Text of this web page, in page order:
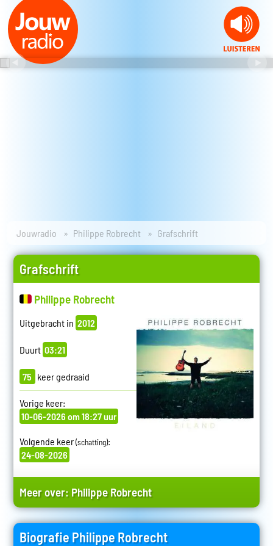
Jouwradio Philippe Robrecht Grafschrift
Grafschrift
Philippe Robrecht
Uitgebracht in 2012
Duurt 03:21
75 keer gedraaid
Vorige keer:
10-06-2026 om 18:27 uur
Volgende keer(schatting):
24-08-2026
Meer over: Philippe Robrecht
Biografie Philippe Robrecht